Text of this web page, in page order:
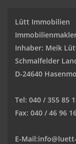
Lütt Immobilien
Inhaber: Meik
Schmalfelder
D-24640
Tel: 040 / 355 85
Fax: 040 / 46 96
E-Mail: